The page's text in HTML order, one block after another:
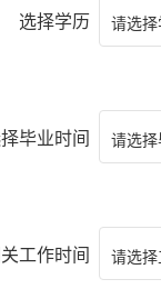
选择学历 请选
毕业时间 请选
工作时间 请选